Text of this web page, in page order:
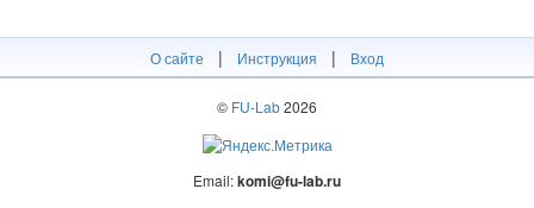
О сайте | Инструкция | Вход
© FU-Lab2026
Email:komi@fu-lab.ru